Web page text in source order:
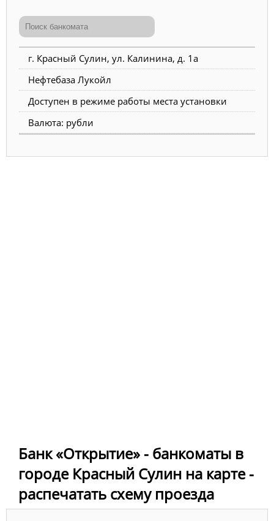
г. Красный Сулин, ул. Калинина, д. 1а
Нефтебаза Лукойл
Доступен в режиме работы места установки
Валюта: рубли
Банк «Открытие» - банкоматы в
городе Красный Сулин на карте -
распечатать схему проезда